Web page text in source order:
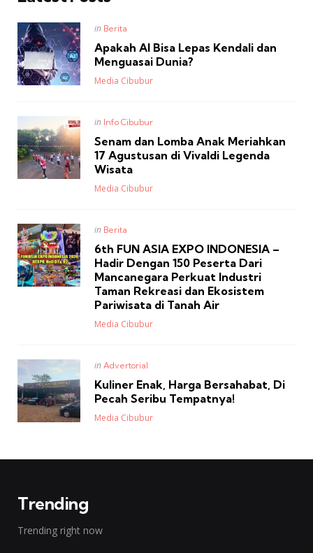
Posted
in
in Berita
Apakah AI Bisa Lepas Kendali dan
Menguasai Dunia?
Posted
Media Cibubur
Posted
in
in Info Cibubur
Senam dan Lomba Anak Meriahkan
17 Agustusan di Vivaldi Legenda
Wisata
Posted
Media Cibubur
Posted
in
in Berita
6th FUN ASIA EXPO INDONESIA –
Hadir Dengan 150 Peserta Dari
Mancanegara Perkuat Industri
Taman Rekreasi dan Ekosistem
Pariwisata di Tanah Air
Posted
Media Cibubur
Posted
in
in Advertorial
Kuliner Enak, Harga Bersahabat, Di
Pecah Seribu Tempatnya!
Posted
Media Cibubur
Trending
Trending right now